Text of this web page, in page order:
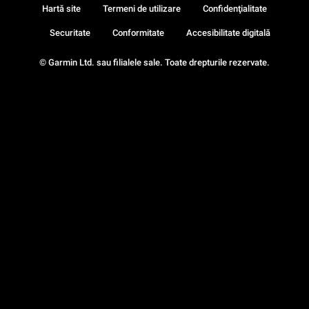
© Garmin Ltd. sau filialele sale. Toate drepturile rezervate.
Hartă site Termeni de utilizare Confidenţialitate
Securitate Conformitate Accesibilitate digitală